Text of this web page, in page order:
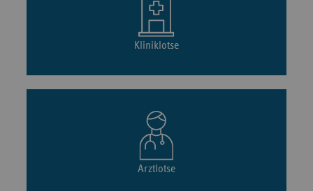
Kliniklotse
Arztlotse